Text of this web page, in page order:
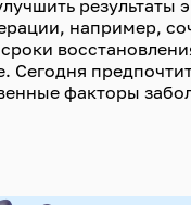
результаты
например,
Сегодня
факторы